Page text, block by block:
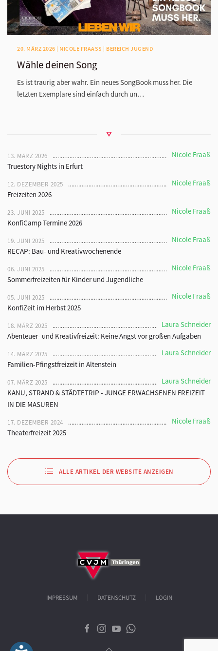
20. MÄRZ 2026 | NICOLE FRAASS | BEREICH JUGEND
Wähle deinen Song
Es ist traurig aber wahr. Ein neues SongBook muss her. Die
letzten Exemplare sind einfach durch un…
13. MÄRZ 2026
Nicole Fraaß
Truestory Nights in Erfurt
12. DEZEMBER 2025
Nicole Fraaß
Freizeiten 2026
23. JUNI 2025
Nicole Fraaß
KonfiCamp Termine 2026
19. JUNI 2025
Nicole Fraaß
RECAP: Bau- und Kreativwochenende
06. JUNI 2025
Nicole Fraaß
Sommerfreizeiten für Kinder und Jugendliche
05. JUNI 2025
Nicole Fraaß
KonfiZeit im Herbst 2025
18. MÄRZ 2025
Laura Schneider
Abenteuer- und Kreativfreizeit: Keine Angst vor großen Aufgaben
14. MÄRZ 2025
Laura Schneider
Familien-Pfingstfreizeit in Altenstein
07. MÄRZ 2025
Laura Schneider
KANU, STRAND & STÄDTETRIP - JUNGE ERWACHSENEN FREIZEIT
IN DIE MASUREN
17. DEZEMBER 2024
Nicole Fraaß
Theaterfreizeit 2025
ALLE ARTIKEL DER WEBSITE ANZEIGEN
IMPRESSUM DATENSCHUTZ LOGIN